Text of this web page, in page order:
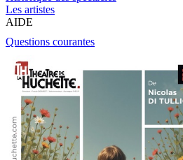
Les artistes
AIDE
Questions courantes